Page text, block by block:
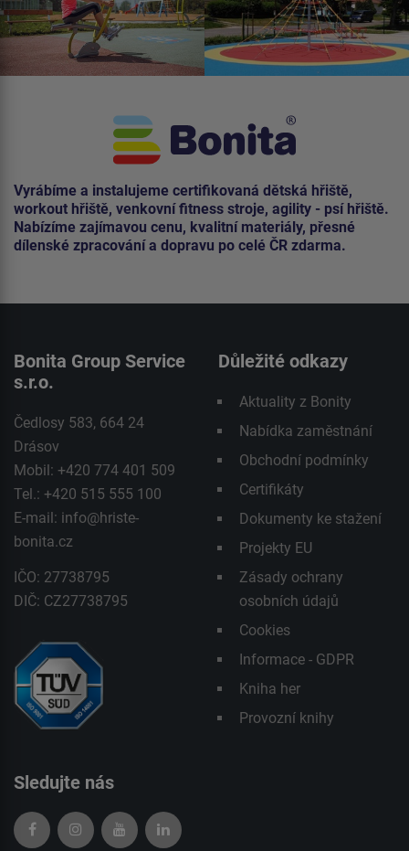
Vyrábíme a instalujeme certifikovaná dětská hřiště,
workout hřiště, venkovní fitness stroje, agility - psí hřiště.
Nabízíme zajímavou cenu, kvalitní materiály, přesné
dílenské zpracování a dopravu po celé ČR zdarma.
Bonita Group Service
s.r.o.
Čedlosy 583, 664 24
Drásov
Mobil: +420 774 401 509
Tel.: +420 515 555 100
E-mail: info@hriste-
bonita.cz
IČO: 27738795
DIČ: CZ27738795
Důležité odkazy
Aktuality z Bonity
Nabídka zaměstnání
Obchodní podmínky
Certifikáty
Dokumenty ke stažení
Projekty EU
Zásady ochrany
osobních údajů
Cookies
Informace - GDPR
Kniha her
Provozní knihy
Sledujte nás